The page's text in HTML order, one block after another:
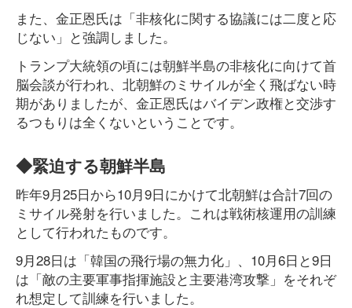
また、金正恩氏は「非核化に関する協議には二度と応
じない」と強調しました。
トランプ大統領の頃には朝鮮半島の非核化に向けて首
脳会談が行われ、北朝鮮のミサイルが全く飛ばない時
期がありましたが、金正恩氏はバイデン政権と交渉す
るつもりは全くないということです。
◆緊迫する朝鮮半島
昨年9月25日から10月9日にかけて北朝鮮は合計7回の
ミサイル発射を行いました。これは戦術核運用の訓練
として行われたものです。
9月28日は「韓国の飛行場の無力化」、10月6日と9日
は「敵の主要軍事指揮施設と主要港湾攻撃」をそれぞ
れ想定して訓練を行いました。